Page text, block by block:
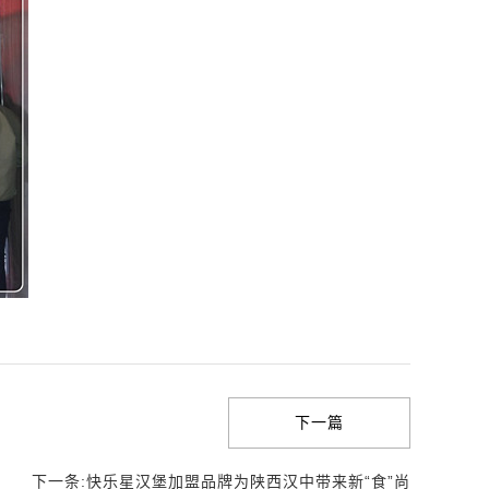
下一篇
下一条:快乐星汉堡加盟品牌为陕西汉中带来新“食”尚